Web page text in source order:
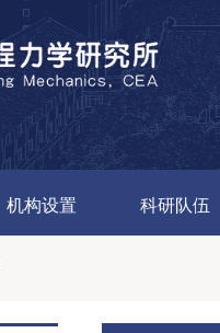
机构设置 科研队伍